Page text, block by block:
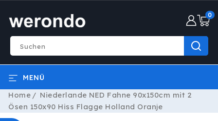
DIREKT
INHALT
Suchen
0
MENÜ
Home
Niederlande NED Fahne 90x150cm mit 2
Ösen 150x90 Hiss Flagge Holland Oranje